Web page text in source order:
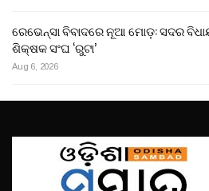
ରେଭେନ୍ସା ବିବାଦରେ ନୂଆ ମୋଡ଼: ସଦର
ଶିକ୍ଷକ ସଂଘ ‘ରୁଟା’
Aug 6, 2026